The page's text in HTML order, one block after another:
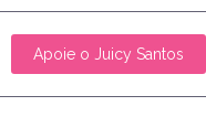
Apoie o Juicy Santos